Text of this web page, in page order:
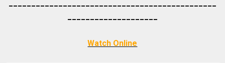
Watch Online